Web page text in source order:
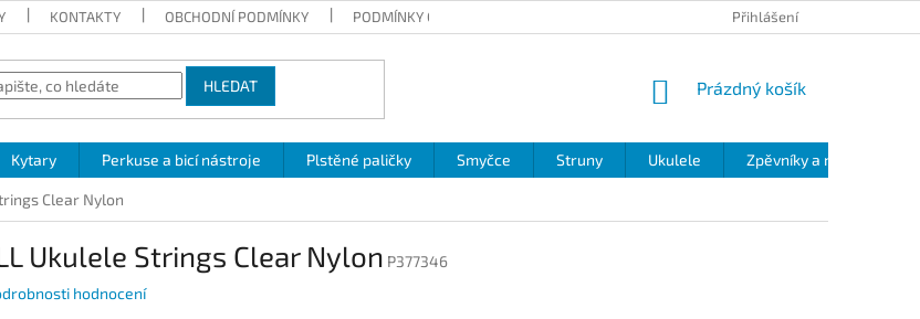
KONTAKTY OBCHODNÍ PODMÍNKY PODMÍNKY OCHRANY OSOBNÍCH ÚDAJŮ Přihlášení
HLEDAT
NÁKUPNÍ
Prázdný košík
Kytary Perkuse a bicí nástroje Plstěné paličky Smyčce Struny Ukulele Zpěvníky a noty
Clear Nylon
Ukulele Strings Clear Nylon P377346
hodnocení